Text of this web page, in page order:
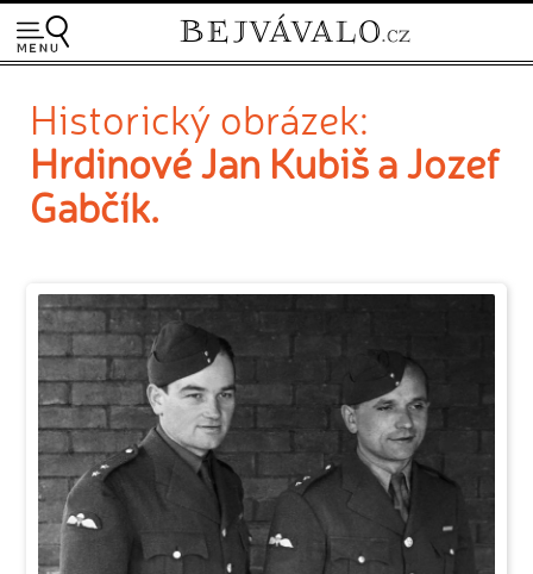
Historický obrázek:
Hrdinové Jan Kubiš a Jozef
Gabčík.